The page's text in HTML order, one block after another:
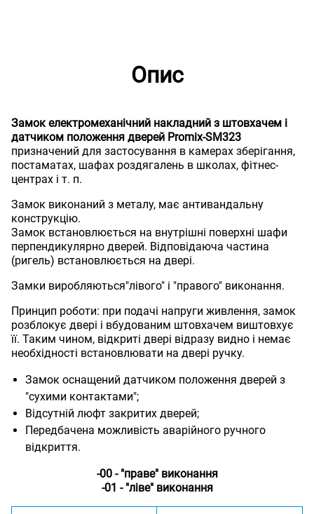
Опис
Замок електромеханічний накладний з штовхачем і
датчиком положення дверей Promix-SM323
призначений для застосування в камерах зберігання,
постаматах, шафах роздягалень в школах, фітнес-
центрах і т. п.
Замок виконаний з металу, має антивандальну
конструкцію.
Замок встановлюється на внутрішні поверхні шафи
перпендикулярно дверей. Відповідаюча частина
(ригель) встановлюється на двері.
Замки виробляються"лівого" і "правого" виконання.
Принцип роботи: при подачі напруги живлення, замок
розблокує двері і вбудованим штовхачем виштовхує
її. Таким чином, відкриті двері відразу видно і немає
необхідності встановлювати на двері ручку.
Замок оснащений датчиком положення дверей з
"сухими контактами";
Відсутній люфт закритих дверей;
Передбачена можливість аварійного ручного
відкриття.
-00 - "праве" виконання
-01 - "ліве" виконання